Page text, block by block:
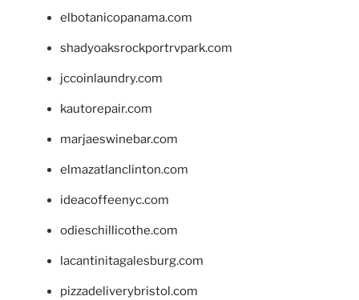
elbotanicopanama.com
shadyoaksrockportrvpark.com
jccoinlaundry.com
kautorepair.com
marjaeswinebar.com
elmazatlanclinton.com
ideacoffeenyc.com
odieschillicothe.com
lacantinitagalesburg.com
pizzadeliverybristol.com